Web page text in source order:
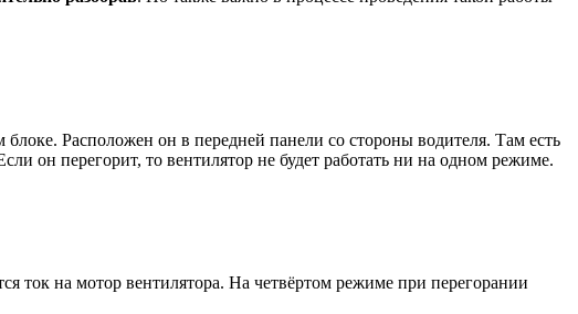
Расположен он в передней панели со стороны водителя. Там есть
он перегорит, то вентилятор не будет работать ни на одном режиме.
ток на мотор вентилятора. На четвёртом режиме при перегорании